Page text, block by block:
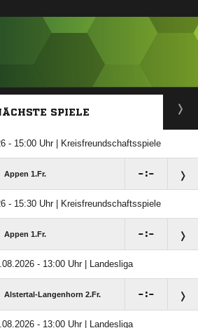
ANZEIGE
SPIELE
- 15:00 Uhr | Kreisfreundschaftsspiele
Appen 1.Fr. :
- 15:30 Uhr | Kreisfreundschaftsspiele
Appen 1.Fr. :
- 13:00 Uhr | Landesliga
Alstertal-Langenhorn 2.Fr. :
- 13:00 Uhr | Landesliga